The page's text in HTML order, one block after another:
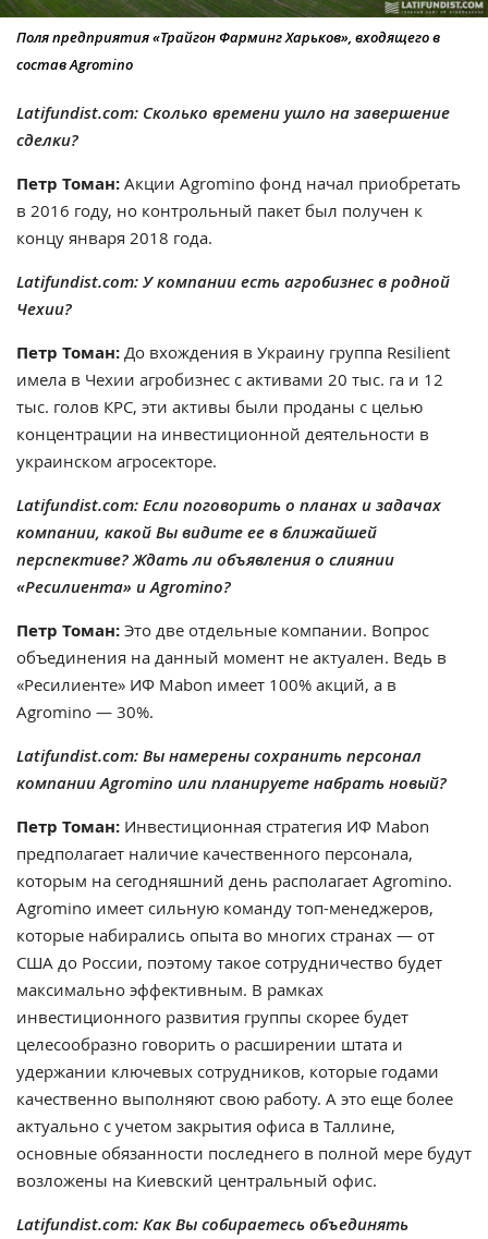
Поля предприятия «Трайгон Фарминг Харьков», входящего в
состав Agromino
Latifundist.com: Сколько времени ушло на завершение
сделки?
Петр Томан: Акции Agromino фонд начал приобретать
в 2016 году, но контрольный пакет был получен к
концу января 2018 года.
Latifundist.com: У компании есть агробизнес в родной
Чехии?
Петр Томан: До вхождения в Украину группа Resilient
имела в Чехии агробизнес с активами 20 тыс. га и 12
тыс. голов КРС, эти активы были проданы с целью
концентрации на инвестиционной деятельности в
украинском агросекторе.
Latifundist.com: Если поговорить о планах и задачах
компании, какой Вы видите ее в ближайшей
перспективе? Ждать ли объявления о слиянии
«Ресилиента» и Agromino?
Петр Томан: Это две отдельные компании. Вопрос
объединения на данный момент не актуален. Ведь в
«Ресилиенте» ИФ Mabon имеет 100% акций, а в
Agromino — 30%.
Latifundist.com: Вы намерены сохранить персонал
компании Agromino или планируете набрать новый?
Петр Томан: Инвестиционная стратегия ИФ Mabon
предполагает наличие качественного персонала,
которым на сегодняшний день располагает Agromino.
Agromino имеет сильную команду топ-менеджеров,
которые набирались опыта во многих странах — от
США до России, поэтому такое сотрудничество будет
максимально эффективным. В рамках
инвестиционного развития группы скорее будет
целесообразно говорить о расширении штата и
удержании ключевых сотрудников, которые годами
качественно выполняют свою работу. А это еще более
актуально с учетом закрытия офиса в Таллине,
основные обязанности последнего в полной мере будут
возложены на Киевский центральный офис.
Latifundist.com: Как Вы собираетесь объединять